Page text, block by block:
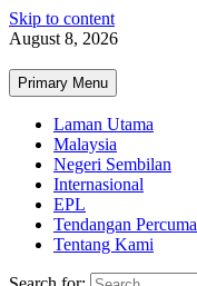
Skip to content
August 8, 2026
Primary Menu
Laman Utama
Malaysia
Negeri Sembilan
Internasional
EPL
Tendangan Percuma
Tentang Kami